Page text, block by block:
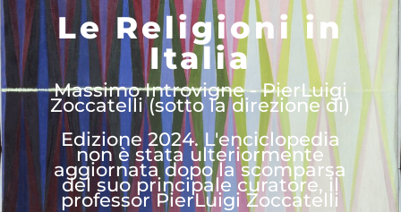
Le Religioni in
Italia
Massimo Introvigne - PierLuigi
Zoccatelli (sotto la direzione di)
Edizione 2024. L'enciclopedia
non è stata ulteriormente
aggiornata dopo la scomparsa
del suo principale curatore, il
professor PierLuigi Zoccatelli